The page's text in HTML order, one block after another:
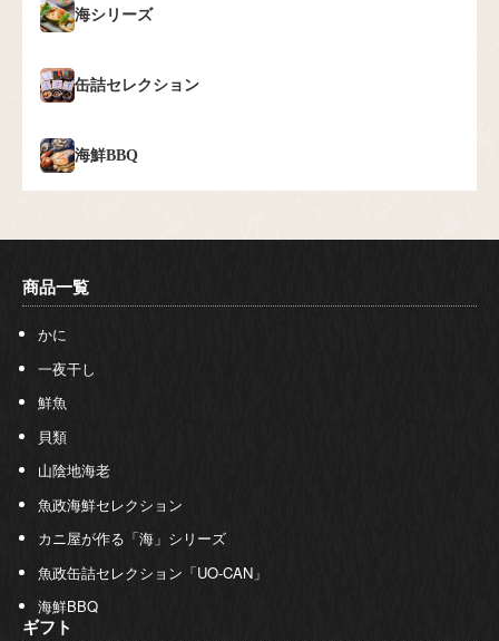
海シリーズ
缶詰セレクション
海鮮BBQ
商品一覧
かに
一夜干し
鮮魚
貝類
山陰地海老
魚政海鮮セレクション
カニ屋が作る「海」シリーズ
魚政缶詰セレクション「UO-CAN」
海鮮BBQ
ギフト